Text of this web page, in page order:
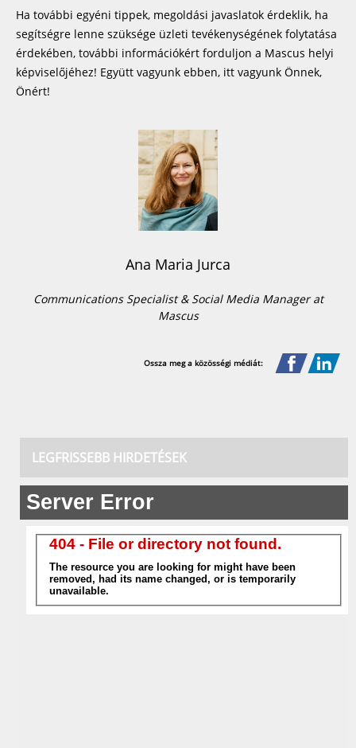
Ha további egyéni tippek, megoldási javaslatok érdeklik, ha
segítségre lenne szüksége üzleti tevékenységének folytatása
érdekében, további információkért forduljon a Mascus helyi
képviselőjéhez! Együtt vagyunk ebben, itt vagyunk Önnek,
Önért!
Ana Maria Jurca
Communications Specialist & Social Media Manager at
Mascus
Ossza meg a közösségi médiát:
LEGFRISSEBB HIRDETÉSEK